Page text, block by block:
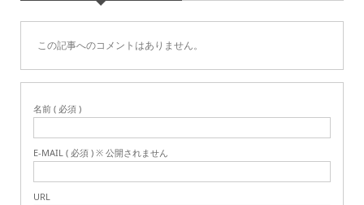
この記事へのコメントはありません。
名前 ( 必須 )
E-MAIL ( 必須 ) ※ 公開されません
URL